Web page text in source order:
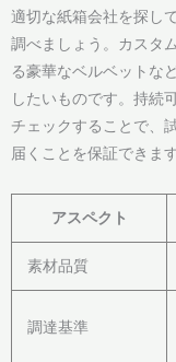
適切な紙箱会社を探し
調べましょう。カスタ
る豪華なベルベットな
したいものです。持続
チェックすることで、
届くことを保証できます
アスペクト
素材品質
調達基準